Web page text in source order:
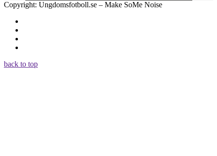
Copyright: Ungdomsfotboll.se – Make SoMe Noise
back to top